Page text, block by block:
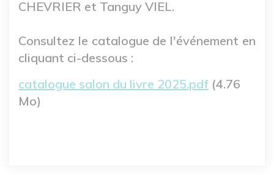
CHEVRIER et Tanguy VIEL.
Consultez le catalogue de l'événement en
cliquant ci-dessous :
Fichier
catalogue salon du livre 2025.pdf (4.76
Mo)